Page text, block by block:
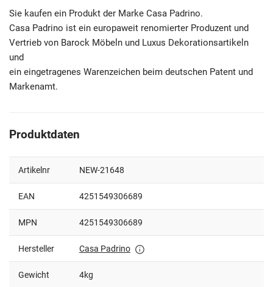
Sie kaufen ein Produkt der Marke Casa Padrino.
Casa Padrino ist ein europaweit renomierter Produzent und
Vertrieb von Barock Möbeln und Luxus Dekorationsartikeln
und
ein eingetragenes Warenzeichen beim deutschen Patent und
Markenamt.
Produktdaten
Artikelnr NEW-21648
EAN 4251549306689
MPN 4251549306689
Hersteller Casa Padrino
Gewicht 4kg